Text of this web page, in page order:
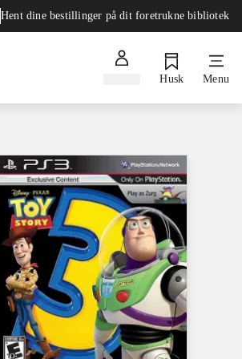
Hent dine bestillinger på dit foretrukne bibliotek
Husk Menu